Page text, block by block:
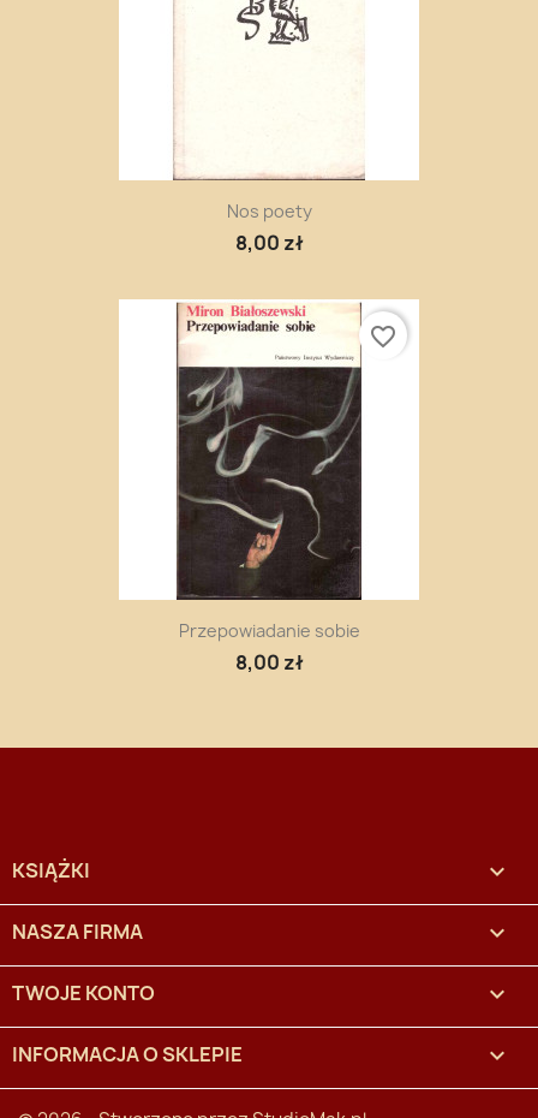
Nos poety
8,00 zł
Przepowiadanie sobie
8,00 zł
favorite_border
KSIĄŻKI 
NASZA FIRMA 
TWOJE KONTO 
INFORMACJA O SKLEPIE keyboard_arrow_down